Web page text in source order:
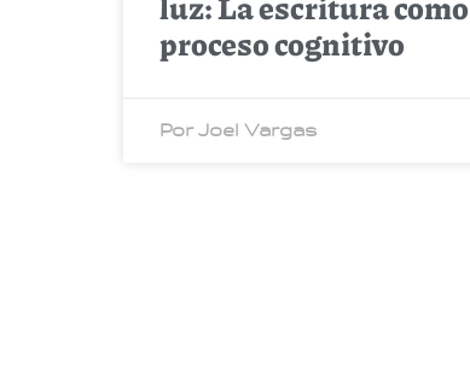
proceso cognitivo
Por Joel Vargas